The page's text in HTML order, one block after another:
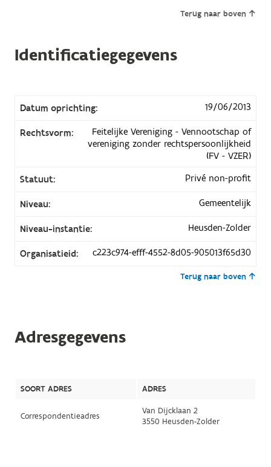
Terug naar boven
Identificatiegegevens
Datum oprichting: 19/06/2013
Rechtsvorm:
Feitelijke Vereniging - Vennootschap of
vereniging zonder rechtspersoonlijkheid
(FV - VZER)
Statuut:
Privé non-profit
Niveau: Gemeentelijk
Niveau-instantie: Heusden-Zolder
Organisatieid: c223c974-efff-4552-8d05-905013f65d30
Terug naar boven
Adresgegevens
SOORT ADRES ADRES
Correspondentieadres
Van Dijcklaan 2
3550 Heusden-Zolder